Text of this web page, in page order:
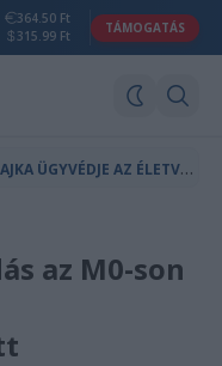
364.50 Ft
315.99 Ft
TÁMOGATÁS
B
ÜNTETŐFELJELENTÉST TETT MAJKA ÜGYVÉDJE AZ ÉLETVESZÉLYES FENYEGETÉS MIATT
az M0-son